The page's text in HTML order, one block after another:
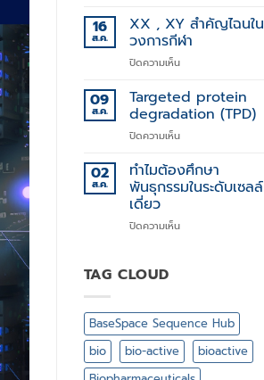
โรค
ทาง
Cell
Technology
16
ส.ค.
XX , XY สำคัญไฉนใน
วงการกีฬา
ปิดความเห็นบน
,
XY
สำคัญ
ไฉน
วงการ
กีฬา
09
ส.ค.
Targeted protein
degradation (TPD)
ปิดความเห็นบน
protein
degradation
(TPD)
02
ส.ค.
ทำไมต้องศึกษา
พันธุกรรมในระดับเซลล์
เดี่ยว
ปิดความเห็นบน
ระดับ
เซลล์
เดี่ยว
TAG CLOUD
BaseSpace Sequence Hub
bio
bio-active
bioactive